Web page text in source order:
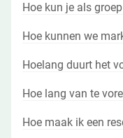
Hoe kun je als
Hoe kunnen we
Hoelang duurt het
Hoe lang van te
Hoe maak ik een